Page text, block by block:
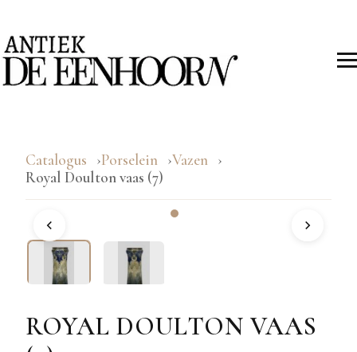
Catalogus Porselein
Vazen
Royal Doulton vaas (7)
ROYAL DOULTON VAAS